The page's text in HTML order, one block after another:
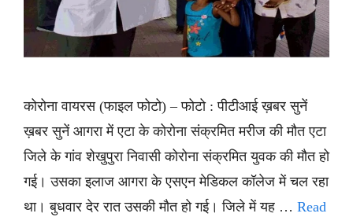
कोरोना वायरस (फाइल फोटो) – फोटो : पीटीआई ख़बर सुनें
ख़बर सुनें आगरा में एटा के कोरोना संक्रमित मरीज की मौत एटा
जिले के गांव शेखुपुरा निवासी कोरोना संक्रमित युवक की मौत हो
गई। उसका इलाज आगरा के एसएन मेडिकल कॉलेज में चल रहा
था। बुधवार देर रात उसकी मौत हो गई। जिले में यह … Read